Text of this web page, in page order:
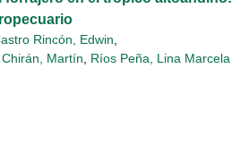
Rincón, Edwin
Martín
Ríos Peña, Lina Marcela